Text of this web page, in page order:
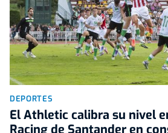
DEPORTES
El Athletic calibra su nivel
Racing de Santander en